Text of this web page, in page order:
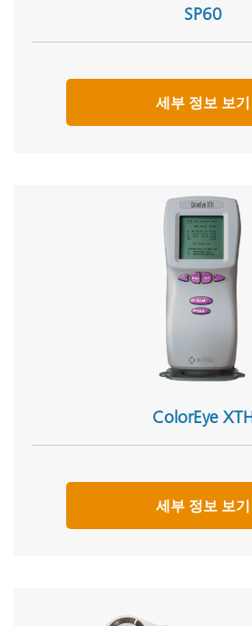
SP60
세부 정보 보기
ColorEye
세부 정보 보기